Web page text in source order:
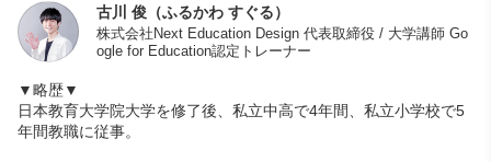
古川 俊（ふるかわ すぐる）
株式会社Next Education Design 代表取締役 / 大学講師 Go
ogle for Education認定トレーナー
▼略歴▼
日本教育大学院大学を修了後、私立中高で4年間、私立小学校で5
年間教職に従事。